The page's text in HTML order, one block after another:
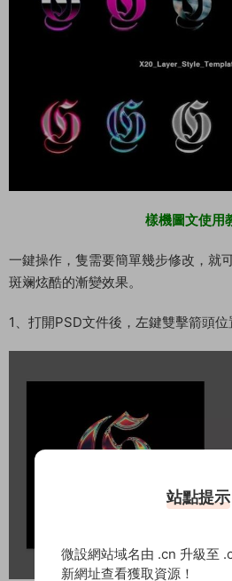
樣機圖文使用
一鍵操作，隻需要簡單幾步修改，就
斑斓炫酷的漸變效果。
1、打開PSD文件後，左鍵雙擊箭頭
站點提示
微設網站域名由 .cn 升級至
新網址查看獲取資源！